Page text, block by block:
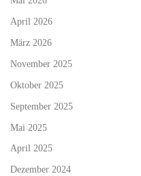
April 2026
März 2026
November 2025
Oktober 2025
September 2025
Mai 2025
April 2025
Dezember 2024